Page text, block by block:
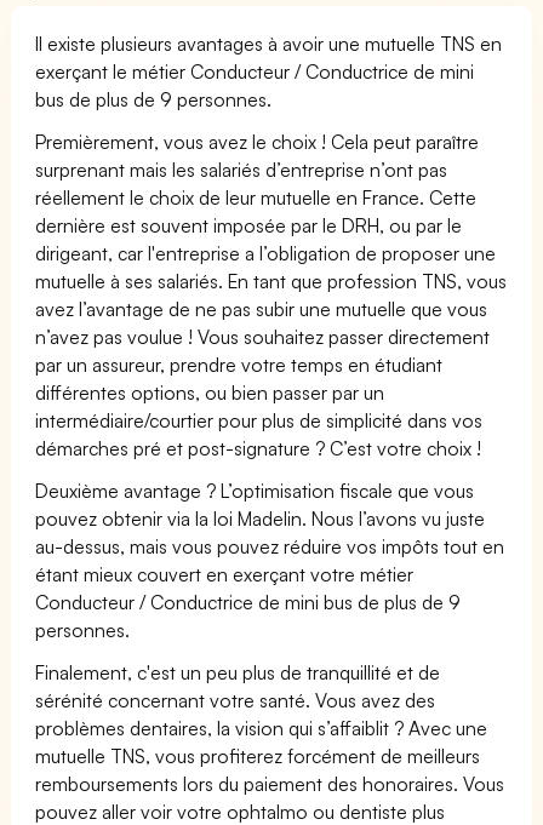
Il existe plusieurs avantages à avoir une mutuelle TNS en
exerçant le métier Conducteur / Conductrice de mini
bus de plus de 9 personnes.
Premièrement, vous avez le choix ! Cela peut paraître
surprenant mais les salariés d’entreprise n’ont pas
réellement le choix de leur mutuelle en France. Cette
dernière est souvent imposée par le DRH, ou par le
dirigeant, car l'entreprise a l’obligation de proposer une
mutuelle à ses salariés. En tant que profession TNS, vous
avez l’avantage de ne pas subir une mutuelle que vous
n’avez pas voulue ! Vous souhaitez passer directement
par un assureur, prendre votre temps en étudiant
différentes options, ou bien passer par un
intermédiaire/courtier pour plus de simplicité dans vos
démarches pré et post-signature ? C’est votre choix !
Deuxième avantage ? L’optimisation fiscale que vous
pouvez obtenir via la loi Madelin. Nous l’avons vu juste
au-dessus, mais vous pouvez réduire vos impôts tout en
étant mieux couvert en exerçant votre métier
Conducteur / Conductrice de mini bus de plus de 9
personnes.
Finalement, c'est un peu plus de tranquillité et de
sérénité concernant votre santé. Vous avez des
problèmes dentaires, la vision qui s’affaiblit ? Avec une
mutuelle TNS, vous profiterez forcément de meilleurs
remboursements lors du paiement des honoraires. Vous
pouvez aller voir votre ophtalmo ou dentiste plus